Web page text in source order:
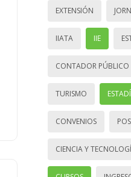
EXTENSIÓN
IIATA IIE
CONTADOR PÚBLICO
TURISMO
CONVENIOS
CIENCIA Y